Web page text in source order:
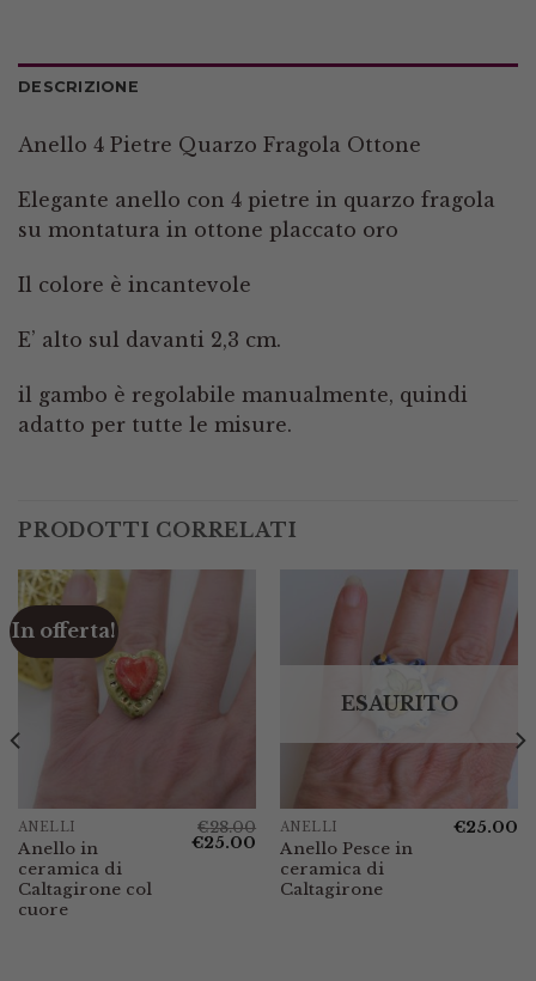
DESCRIZIONE
Anello 4 Pietre Quarzo Fragola Ottone
Elegante anello con 4 pietre in quarzo fragola
su montatura in ottone placcato oro
Il colore è incantevole
E’ alto sul davanti 2,3 cm.
il gambo è regolabile manualmente, quindi
adatto per tutte le misure.
PRODOTTI CORRELATI
In offerta!
ANELLI
Anello in
ceramica di
Caltagirone col
cuore
€28.00
Il
€25.00
prezzo
attuale
ESAURITO
ANELLI
Anello Pesce in
ceramica di
Caltagirone
€25.00